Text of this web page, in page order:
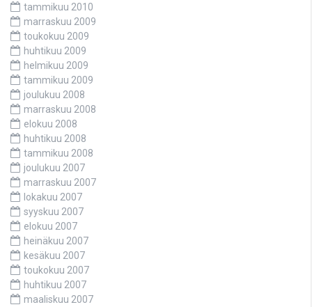
tammikuu 2010
marraskuu 2009
toukokuu 2009
huhtikuu 2009
helmikuu 2009
tammikuu 2009
joulukuu 2008
marraskuu 2008
elokuu 2008
huhtikuu 2008
tammikuu 2008
joulukuu 2007
marraskuu 2007
lokakuu 2007
syyskuu 2007
elokuu 2007
heinäkuu 2007
kesäkuu 2007
toukokuu 2007
huhtikuu 2007
maaliskuu 2007